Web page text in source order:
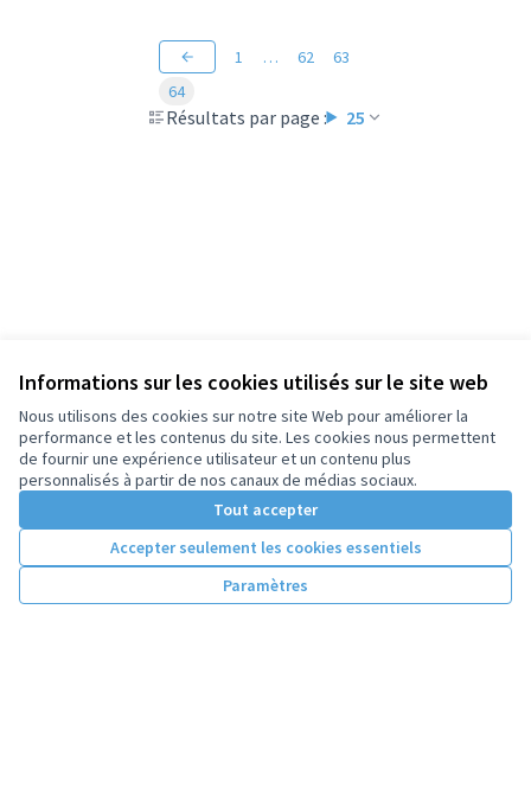
Informations sur les cookies utilisés sur le site web
Nous utilisons des cookies sur notre site Web pour améliorer la
performance et les contenus du site. Les cookies nous permettent
de fournir une expérience utilisateur et un contenu plus
personnalisés à partir de nos canaux de médias sociaux.
Tout accepter
Accepter seulement les cookies essentiels
Paramètres
Résultats par page : 25
1 … 62
63
64